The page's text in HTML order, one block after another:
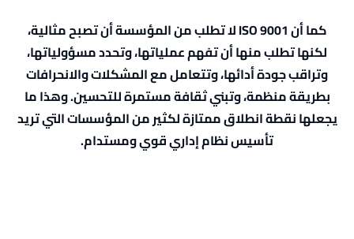
كما أن ISO 9001 لا تطلب من المؤسسة أن تصبح مثالية،
لكنها تطلب منها أن تفهم عملياتها، وتحدد مسؤولياتها،
وتراقب جودة أدائها، وتتعامل مع المشكلات والانحرافات
بطريقة منظمة، وتبني ثقافة مستمرة للتحسين. وهذا ما
يجعلها نقطة انطلاق ممتازة لكثير من المؤسسات التي تريد
تأسيس نظام إداري قوي ومستدام.